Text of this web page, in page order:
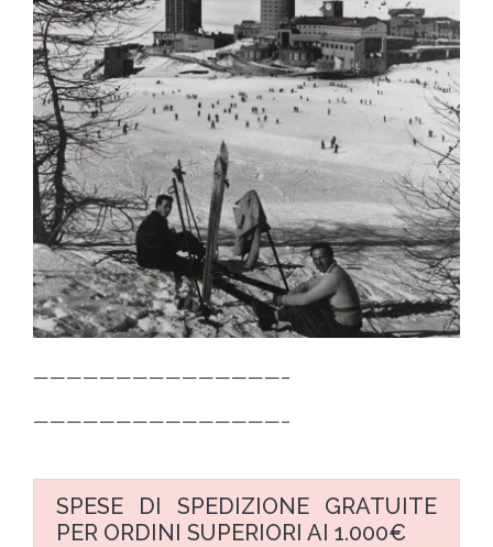
———————————————–
———————————————–
SPESE DI SPEDIZIONE GRATUITE
PER ORDINI SUPERIORI AI 1.000€